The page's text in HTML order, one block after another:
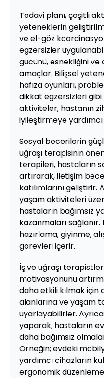
Tedavi planı, çeşitli
yeteneklerin
ve el-göz
egzersizler
gücünü, esnekliğini ve
amaçlar. Bilişsel
hafıza oyunları,
dikkat egzersizleri gibi
aktiviteler, hastanın
iyileştirmeye
Sosyal becerilerin
uğraşı terapisinin
terapileri, hastaların
artırarak, iletişim
katılımlarını geliştirir.
yaşam aktiviteleri
hastaların bağımsız
kazanmaları
hazırlama, giyinme,
görevleri içerir.
İş ve uğraşı
motivasyonunu
daha etkili kılmak için
alanlarına ve yaşam
uyarlayabilirler.
yaparak, hastaların
daha bağımsız
Örneğin; evdeki
yardımcı cihazların
ergonomik